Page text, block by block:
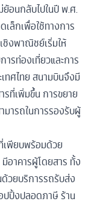
ย้อนกลับไปในปี พ.ศ.
ล็กเพื่อใช้ทางการ
ชิงพาณิชย์เริ่มให้
รท่องเที่ยวและการ
ทศไทย สนามบินจึงมี
ที่เพิ่มขึ้น การขยาย
มารถในการรองรับผู้
เพียบพร้อมด้วย
อาคารผู้โดยสาร ทั้ง
ด้วยบริการรถรับส่ง
ปปิ้งปลอดภาษี ร้าน